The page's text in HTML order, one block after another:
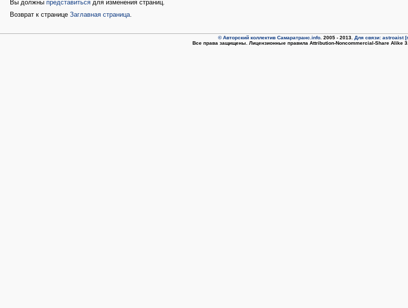
Вы должны представиться для изменения страниц.
Возврат к странице Заглавная страница.
© Авторский коллектив Самаратранс.info. 2005 - 2013. Для связи: astroaist
Все права защищены. Лицензионные правила Attribution-Noncommercial-Share Alike